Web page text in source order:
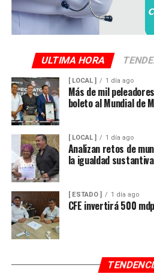
ULTIMA HORA
[ LOCAL ] 1 día ago
Más de mil
boleto al Mundial de
[ LOCAL ] 1 día ago
Analizan retos de
la igualdad sustantiva
[ ESTADO ] 1 día ago
CFE invertirá 500